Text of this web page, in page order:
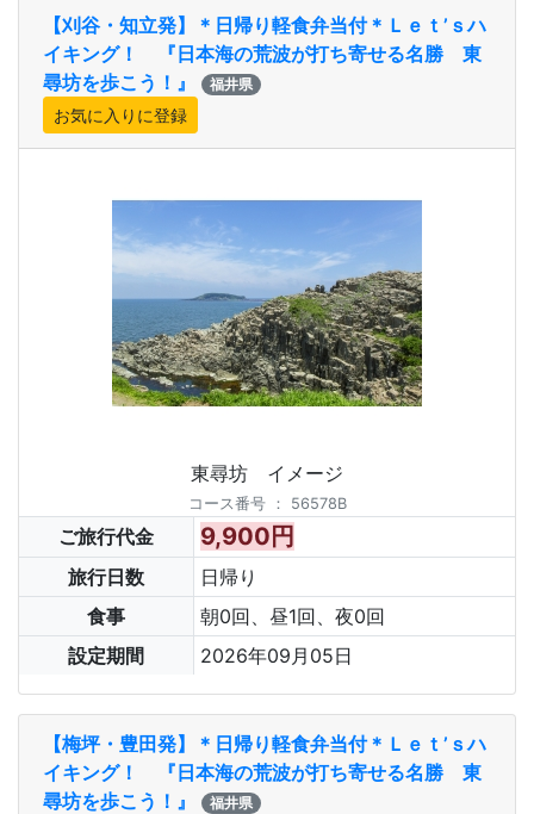
【刈谷・知立発】＊日帰り軽食弁当付＊Ｌｅｔ’ｓハ
イキング！ 『日本海の荒波が打ち寄せる名勝 東
尋坊を歩こう！』
福井県
東尋坊 イメージ
コース番号 ： 56578B
ご旅行代金 9,900円
旅行日数
日帰り
食事
朝0回、昼1回、夜0回
設定期間
2026年09月05日
【梅坪・豊田発】＊日帰り軽食弁当付＊Ｌｅｔ’ｓハ
イキング！ 『日本海の荒波が打ち寄せる名勝 東
尋坊を歩こう！』
福井県